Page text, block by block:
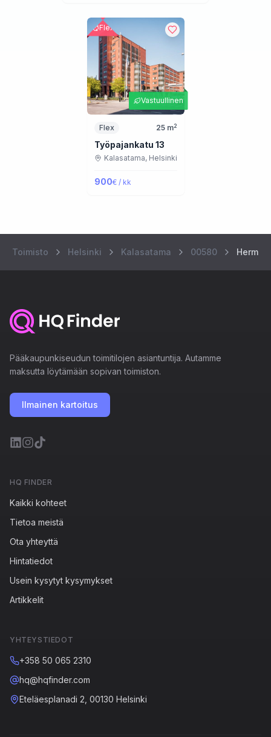
Vastuullinen
Flex
Flex 25m2
Työpajankatu 13
Kalasatama, Helsinki
900€ / kk
Toimisto Helsinki Kalasatama 00580
Pääkaupunkiseudun toimitilojen asiantuntija. Autamme
maksutta löytämään sopivan toimiston.
Ilmainen kartoitus
HQ FINDER
Kaikki kohteet
Tietoa meistä
Ota yhteyttä
Hintatiedot
Usein kysytyt kysymykset
Artikkelit
YHTEYSTIEDOT
+358 50 065 2310
hq@hqfinder.com
Eteläesplanadi 2, 00130 Helsinki